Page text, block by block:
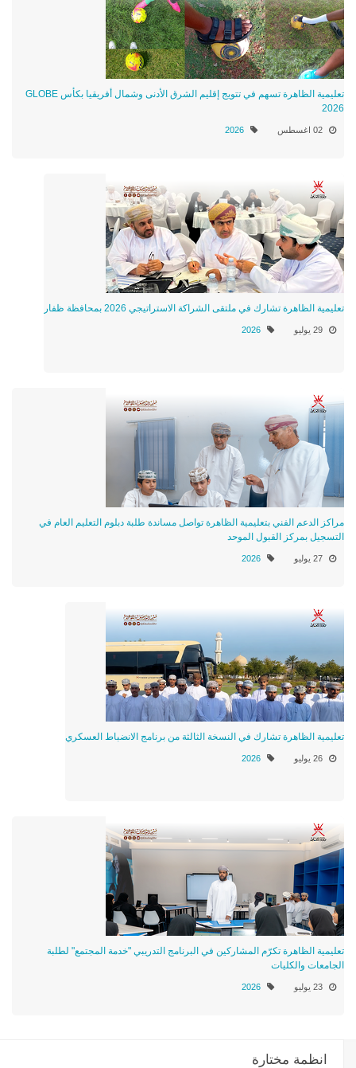
تعليمية الظاهرة تسهم في تتويج إقليم الشرق الأدنى وشمال أفريقيا بكأس GLOBE
2026
02 اغسطس 2026
تعليمية الظاهرة تشارك في ملتقى الشراكة الاستراتيجي 2026 بمحافظة ظفار
29 يوليو 2026
مراكز الدعم الفني بتعليمية الظاهرة تواصل مساندة طلبة دبلوم التعليم العام في
التسجيل بمركز القبول الموحد
27 يوليو 2026
تعليمية الظاهرة تشارك في النسخة الثالثة من برنامج الانضباط العسكري
26 يوليو 2026
تعليمية الظاهرة تكرّم المشاركين في البرنامج التدريبي "خدمة المجتمع" لطلبة
الجامعات والكليات
23 يوليو 2026
انظمة مختارة